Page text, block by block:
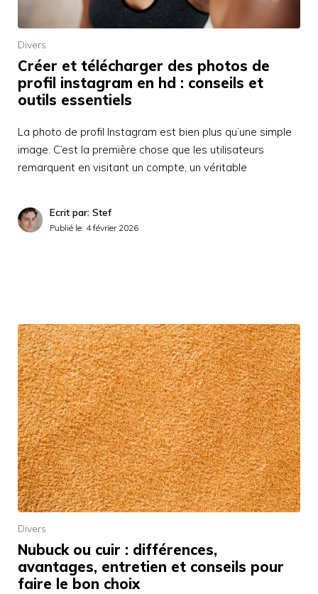
Divers
Créer et télécharger des photos de
profil instagram en hd : conseils et
outils essentiels
La photo de profil Instagram est bien plus qu’une simple
image. C’est la première chose que les utilisateurs
remarquent en visitant un compte, un véritable
Ecrit par: Stef
Publié le: 4 février 2026
Divers
Nubuck ou cuir : différences,
avantages, entretien et conseils pour
faire le bon choix